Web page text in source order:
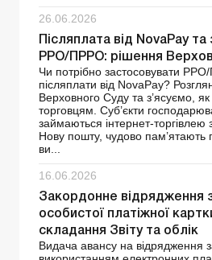
26.06.2026
Післяплата від NovaРay та
РРО/ПРРО: рішення
Чи потрібно застосовувати
післяплати від NovaPay?
Верховного Суду та з’ясуємо, як
торговцям. Суб’єкти
займаються інтернет-торгівлею
Нову пошту, чудово
ви...
16.06.2026
Закордонне відрядження
особистої платіжної
складання Звіту та облік
Видача авансу на відрядження